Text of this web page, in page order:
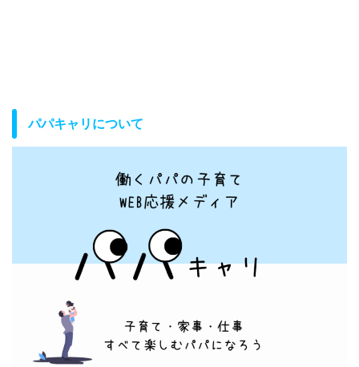
パパキャリについて